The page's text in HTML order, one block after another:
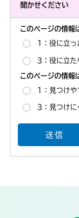
聞かせください
このページの情報
1：役に立っ
3：役に立た
このページの情報
1：見つけや
3：見つけに